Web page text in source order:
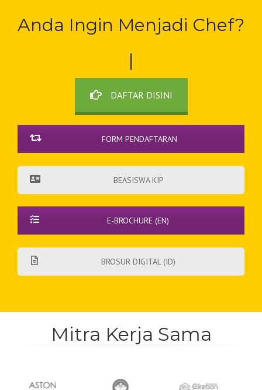
Anda InginM
BEASISWA KIP
E-BROCHURE (EN)
BROSUR DIGITAL (ID)